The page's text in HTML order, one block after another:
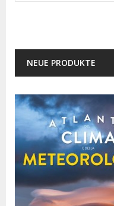
NEUE PRODUKTE